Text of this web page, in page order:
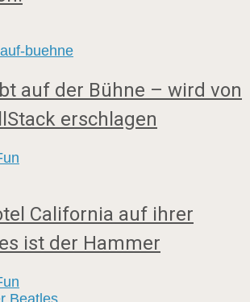
auf der Bühne – wird von
erschlagen
California auf ihrer
ist der Hammer